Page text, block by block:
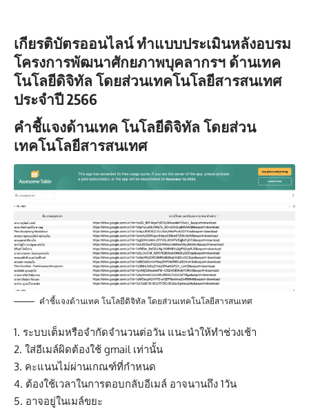
เกียรติบัตรออนไลน์ ทำแบบประเมินหลังอบรม
โครงการพัฒนาศักยภาพบุคลากรฯ ด้านเทค
โนโลยีดิจิทัล โดยส่วนเทคโนโลยีสารสนเทศ
ประจำปี 2566
คำชี้แจงด้านเทค โนโลยีดิจิทัล โดยส่วน
เทคโนโลยีสารสนเทศ
คำชี้แจงด้านเทค โนโลยีดิจิทัล โดยส่วนเทคโนโลยีสารสนเทศ
1. ระบบเต็มหรือจำกัดจำนวนต่อวัน แนะนำให้ทำช่วงเช้า
2. ใส่อีเมล์ผิดต้องใช้ gmail เท่านั้น
3. คะแนนไม่ผ่านเกณฑ์ที่กำหนด
4. ต้องใช้เวลาในการตอบกลับอีเมล์ อาจนานถึง 1วัน
5. อาจอยู่ในเมล์ขยะ